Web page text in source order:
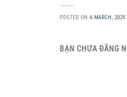
POSTED ON 6 MARCH, 2025
BẠN CHƯA ĐĂNG